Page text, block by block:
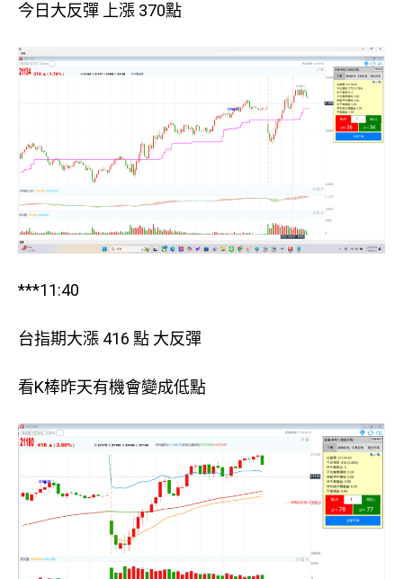
今日大反彈 上漲 370點
***11:40
台指期大漲 416 點 大反彈
看K棒昨天有機會變成低點